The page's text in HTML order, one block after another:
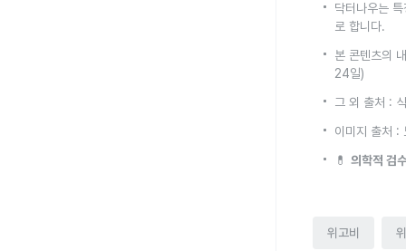
닥터나우는
로 합니다.
본 콘텐츠의
24일)
그 외 출처 :
이미지 출처 :
💊 의학적 검
위고비